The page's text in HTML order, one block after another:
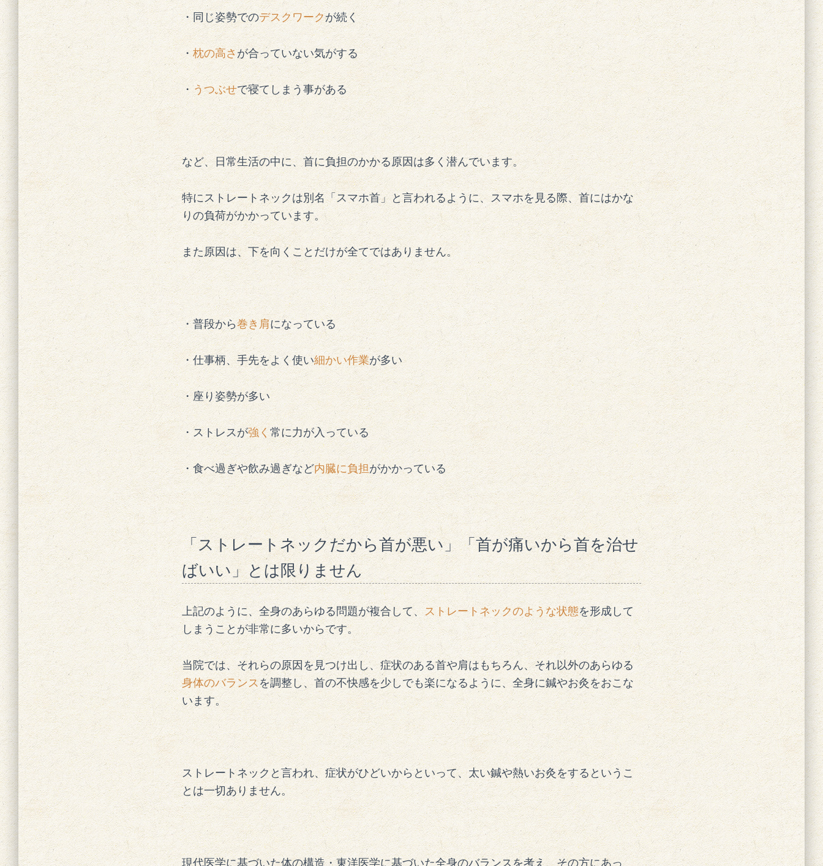
・同じ姿勢でのデスクワークが続く
・ 枕の高さが合っていない気がする
・ うつぶせで寝てしまう事がある
など、日常生活の中に、首に負担のかかる原因は多く潜んでいます。
特にストレートネックは別名「スマホ首」と言われるように、スマホを見る際、首にはかな
りの負荷がかかっています。
また原因は、下を向くことだけが全てではありません。
・普段から巻き肩になっている
・仕事柄、手先をよく使い細かい作業が多い
・座り姿勢が多い
・ストレスが強く常に力が入っている
・食べ過ぎや飲み過ぎなど内臓に負担がかかっている
「ストレートネックだから首が悪い」「首が痛いから首を治せ
ばいい」とは限りません
上記のように、全身のあらゆる問題が複合して、ストレートネックのような状態を形成して
しまうことが非常に多いからです。
当院では、それらの原因を見つけ出し、症状のある首や肩はもちろん、それ以外のあらゆる
身体のバランスを調整し、首の不快感を少しでも楽になるように、全身に鍼やお灸をおこな
います。
ストレートネックと言われ、症状がひどいからといって、太い鍼や熱いお灸をするというこ
とは一切ありません。
現代医学に基づいた体の構造・東洋医学に基づいた全身のバランスを考え、その方にあっ